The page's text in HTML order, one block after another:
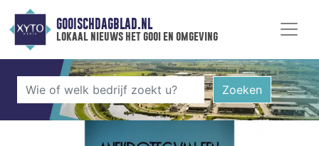
GOOISCHDAGBLAD.NL
lokaal nieuws het gooi en omgeving
Zoeken